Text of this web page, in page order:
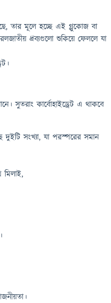
তার মূলে হচ্ছে এই গ্লুকোজ বা
দ্রব্যগুলো শুকিয়ে ফেললে যা
সুতরাং কার্বোহাইড্রেট এ থাকবে
দুইটি সংখ্যা, যা পরস্পরের সমান